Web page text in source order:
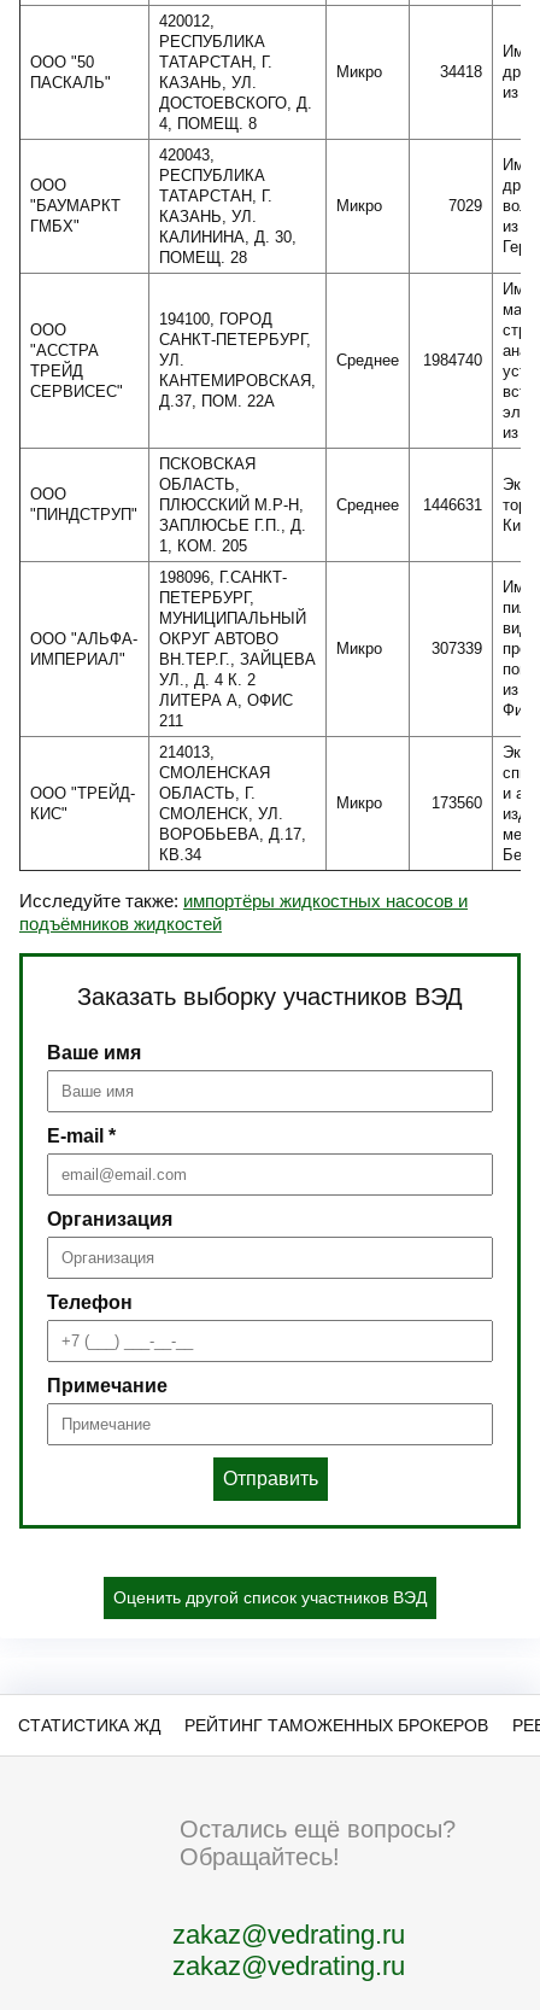
ООО "50
ПАСКАЛЬ"
420012,
РЕСПУБЛИКА
ТАТАРСТАН, Г.
КАЗАНЬ, УЛ.
ДОСТОЕВСКОГО, Д.
4, ПОМЕЩ. 8
Микро 34418
из
ООО
"БАУМАРКТ
ГМБХ"
420043,
РЕСПУБЛИКА
ТАТАРСТАН, Г.
КАЗАНЬ, УЛ.
КАЛИНИНА, Д. 30,
ПОМЕЩ. 28
Микро 7029
из
ООО
"АССТРА
ТРЕЙД
СЕРВИСЕС"
194100, ГОРОД
САНКТ-ПЕТЕРБУРГ,
УЛ.
КАНТЕМИРОВСКАЯ,
Д.37, ПОМ. 22А
Среднее 1984740
из
ООО
"ПИНДСТРУП"
ПСКОВСКАЯ
ОБЛАСТЬ,
ПЛЮССКИЙ М.Р-Н,
ЗАПЛЮСЬЕ Г.П., Д.
1, КОМ. 205
Среднее 1446631
ООО "АЛЬФА-
ИМПЕРИАЛ"
198096, Г.САНКТ-
ПЕТЕРБУРГ,
МУНИЦИПАЛЬНЫЙ
ОКРУГ АВТОВО
ВН.ТЕР.Г., ЗАЙЦЕВА
УЛ., Д. 4 К. 2
ЛИТЕРА А, ОФИС
211
Микро 307339
виде
из
ООО "ТРЕЙД-
КИС"
214013,
СМОЛЕНСКАЯ
ОБЛАСТЬ, Г.
СМОЛЕНСК, УЛ.
ВОРОБЬЕВА, Д.17,
КВ.34
Микро 173560
и
Исследуйте также: импортёры жидкостных насосов и
подъёмников жидкостей
Заказать выборку участников ВЭД
Ваше имя
E-mail *
Организация
Телефон
Примечание
Отправить
Оценить другой список участников ВЭД
СТАТИСТИКА ЖД РЕЙТИНГ ТАМОЖЕННЫХ БРОКЕРОВ
Остались ещё вопросы?
Обращайтесь!
zakaz@vedrating.ru
zakaz@vedrating.ru